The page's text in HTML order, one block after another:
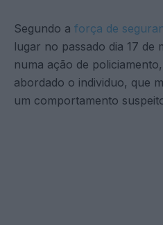
Segundo a força de
lugar no passado dia 17 de
numa ação de
abordado o individuo, que
um comportamento